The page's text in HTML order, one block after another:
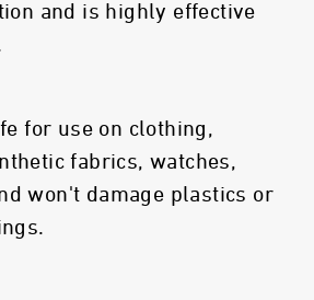
and is highly effective
for use on clothing,
fabrics, watches,
won't damage plastics or